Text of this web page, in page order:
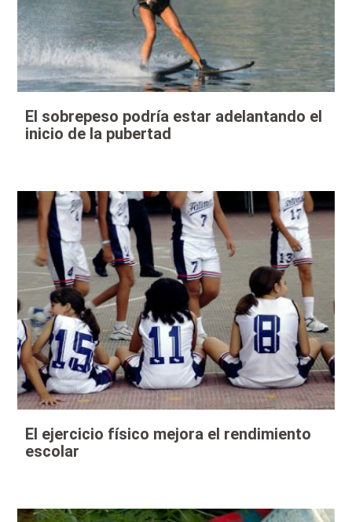
El sobrepeso podría estar adelantando el
inicio de la pubertad
El ejercicio físico mejora el rendimiento
escolar